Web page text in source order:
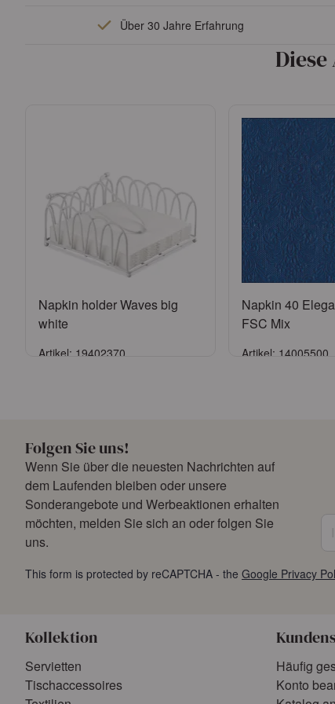
Konto beantragen Konto
Über 30 Jahre Erfahrung
Napkin holder Waves big
white
Artikel: 19402370
Napkin 40
FSC Mix
Artikel: 14005500
Folgen Sie uns!
Wenn Sie über die neuesten Nachrichten auf
dem Laufenden bleiben oder unsere
Sonderangebote und Werbeaktionen erhalten
möchten, melden Sie sich an oder folgen Sie
uns.
This form is protected by reCAPTCHA - the Google Privacy
Kollektion
Servietten
Tischaccessoires
Häufig
Konto